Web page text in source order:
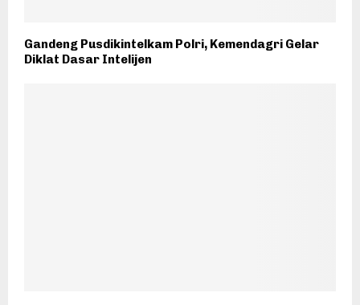
Gandeng Pusdikintelkam Polri, Kemendagri Gelar
Diklat Dasar Intelijen